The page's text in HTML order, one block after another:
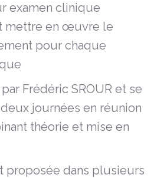
examen clinique
mettre en œuvre le
pour chaque
Frédéric SROUR et se
journées en réunion
théorie et mise en
proposée dans plusieurs